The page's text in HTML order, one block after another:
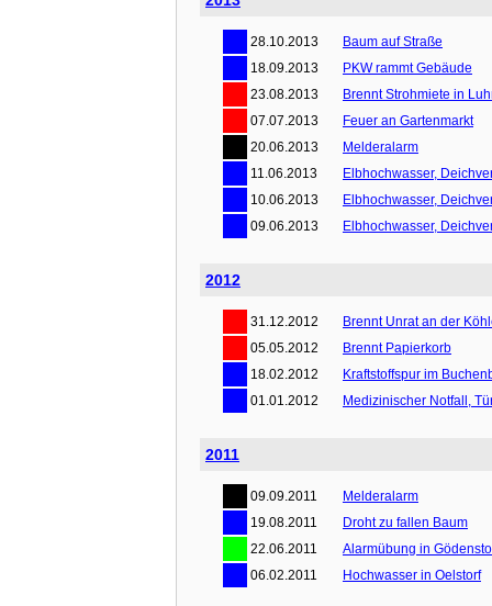
28.10.2013
Baum auf Straße
18.09.2013
PKW rammt Gebäude
23.08.2013
Brennt Strohmiete in
07.07.2013
Feuer an Gartenmarkt
20.06.2013
Melderalarm
11.06.2013
Elbhochwasser,
10.06.2013
Elbhochwasser,
09.06.2013
Elbhochwasser,
2012
31.12.2012
Brennt Unrat an der
05.05.2012
Brennt Papierkorb
18.02.2012
Kraftstoffspur im
01.01.2012
Medizinischer Notfall,
2011
09.09.2011
Melderalarm
19.08.2011
Droht zu fallen Baum
22.06.2011
Alarmübung in
06.02.2011
Hochwasser in Oelstorf